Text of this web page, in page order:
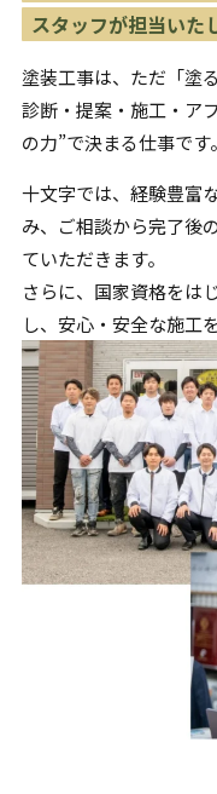
スタッフが担当いた
塗装工事は、ただ「塗
診断・提案・施工・ア
の力”で決まる仕事です。
十文字では、経験豊富
み、 ご相談から完了後
ていただきます。
さらに、国家資格をは
し、 安心・安全な施工